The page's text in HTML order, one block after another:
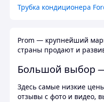
Трубка кондиционера
Prom — крупнейший
страны продают и
Большой выбор
Здесь самые низкие
отзывы с фото и видео,